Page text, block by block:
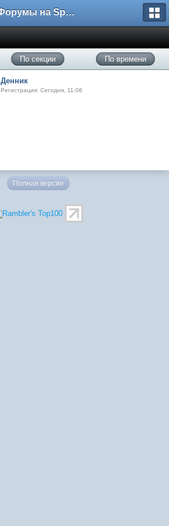
Форумы на Sportbox.ru
По секции По времени
Денник
Регистрация: Сегодня, 11:06
Полная версия